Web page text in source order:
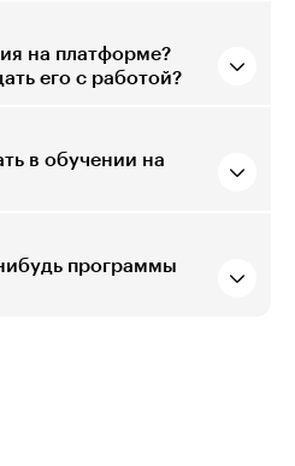
на платформе?
его с работой?
в обучении на
программы